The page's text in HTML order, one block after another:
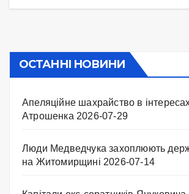
ОСТАННІ НОВИНИ
Апеляційне шахрайство в
Атрошенка 2026-07-29
Люди Медведчука захоплюють
на Житомирщині 2026-07-14